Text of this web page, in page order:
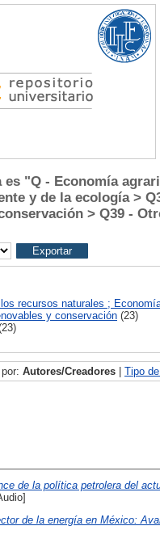
es "Q - Economía
y de la ecología >
> Q39 -
recursos naturales ;
y conservación (23)
Autores/Creadores | Tipo
de la política petrolera del
de la energía en México: